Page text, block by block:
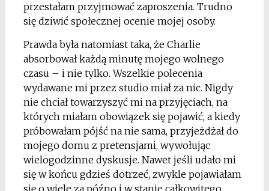
przestałam przyjmować zaproszenia. Trudno
się dziwić społecznej ocenie mojej osoby.
Prawda była natomiast taka, że Charlie
absorbował każdą minutę mojego wolnego
czasu – i nie tylko. Wszelkie polecenia
wydawane mi przez studio miał za nic. Nigdy
nie chciał towarzyszyć mi na przyjęciach, na
których miałam obowiązek się pojawić, a kiedy
próbowałam pójść na nie sama, przyjeżdżał do
mojego domu z pretensjami, wywołując
wielogodzinne dyskusje. Nawet jeśli udało mi
się w końcu gdzieś dotrzeć, zwykle pojawiałam
się o wiele za późno i w stanie całkowitego